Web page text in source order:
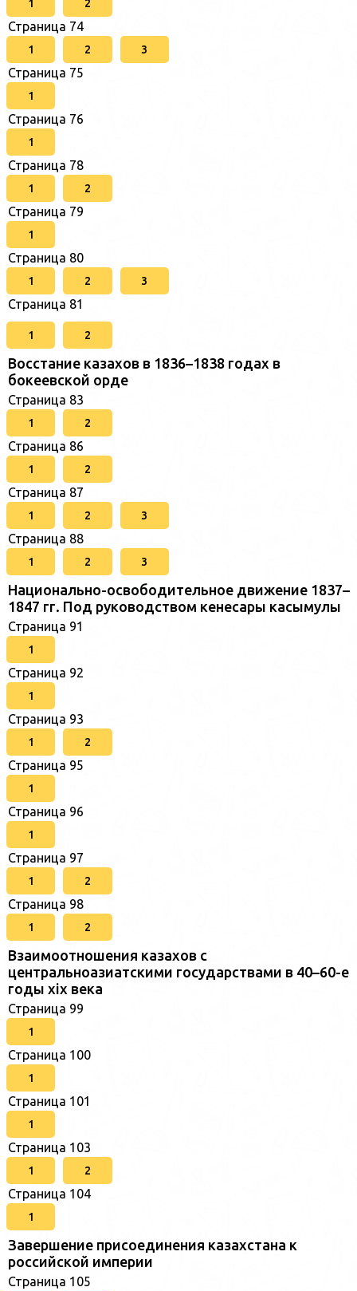
1 2
Страница 74
1 2 3
Страница 75
1
Страница 76
1
Страница 78
1 2
Страница 79
1
Страница 80
1 2 3
Страница 81
1 2
Восстание казахов в 1836–1838 годах в
бокеевской орде
Страница 83
1 2
Страница 86
1 2
Страница 87
1 2 3
Страница 88
1 2 3
Национально-освободительное движение 1837–
1847 гг. Под руководством кенесары касымулы
Страница 91
1
Страница 92
1
Страница 93
1 2
Страница 95
1
Страница 96
1
Страница 97
1 2
Страница 98
1 2
Взаимоотношения казахов с
центральноазиатскими государствами в 40–60-е
годы xix века
Страница 99
1
Страница 100
1
Страница 101
1
Страница 103
1 2
Страница 104
1
Завершение присоединения казахстана к
российской империи
Страница 105